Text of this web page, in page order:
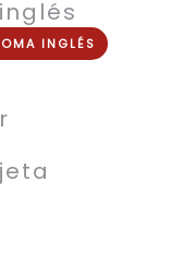
INGLÉS